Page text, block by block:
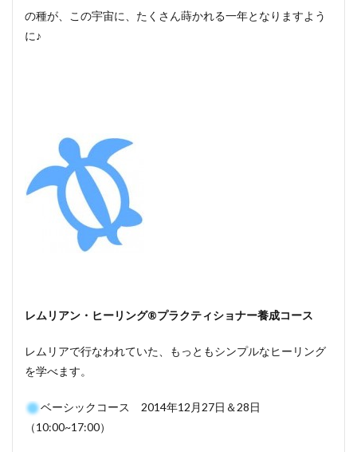
の種が、この宇宙に、たくさん蒔かれる一年となりますよう
に♪
レムリアン・ヒーリング®プラクティショナー養成コース
レムリアで行なわれていた、もっともシンプルなヒーリング
を学べます。
ベーシックコース 2014年12月27日＆28日
（10:00~17:00）